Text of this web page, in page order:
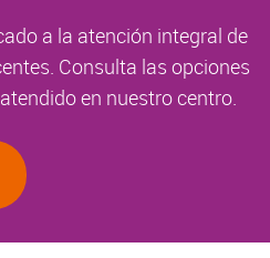
a la atención integral de
Consulta las opciones
en nuestro centro.